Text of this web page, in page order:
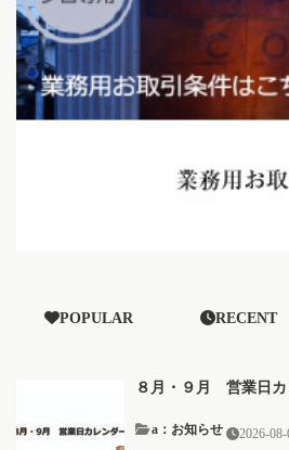
POPULAR RECENT
８月・９月 営業日カ
a：お知らせ 2026-